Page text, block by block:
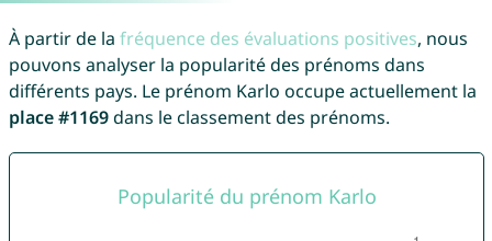
À partir de la fréquence des évaluations positives, nous
pouvons analyser la popularité des prénoms dans
différents pays. Le prénom Karlo occupe actuellement la
place #1169dans le classement des prénoms.